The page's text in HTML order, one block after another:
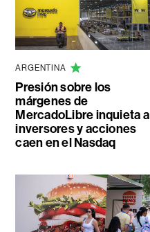
ARGENTINA
Presión sobre los
márgenes de
MercadoLibre inquieta a
inversores y acciones
caen en el Nasdaq